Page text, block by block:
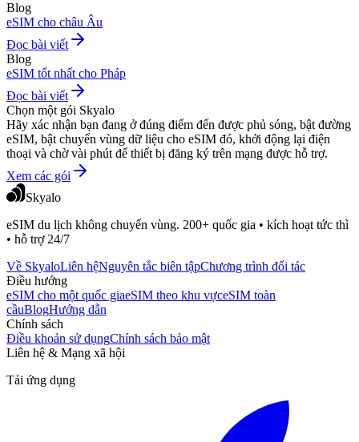
Blog
eSIM cho châu Âu
Đọc bài viết
Blog
eSIM tốt nhất cho Pháp
Đọc bài viết
Chọn một gói Skyalo
Hãy xác nhận bạn đang ở đúng điểm đến được phủ sóng, bật đường
eSIM, bật chuyển vùng dữ liệu cho eSIM đó, khởi động lại điện
thoại và chờ vài phút để thiết bị đăng ký trên mạng được hỗ trợ.
Xem các gói
Skyalo
eSIM du lịch không chuyển vùng. 200+ quốc gia • kích hoạt tức thì
• hỗ trợ 24/7
Về SkyaloLiên hệNguyên tắc biên tậpChương trình đối tác
Điều hướng
eSIM cho một quốc giaeSIM theo khu vựceSIM toàn
cầuBlogHướng dẫn
Chính sách
Điều khoản sử dụngChính sách bảo mật
Liên hệ & Mạng xã hội
Tải ứng dụng